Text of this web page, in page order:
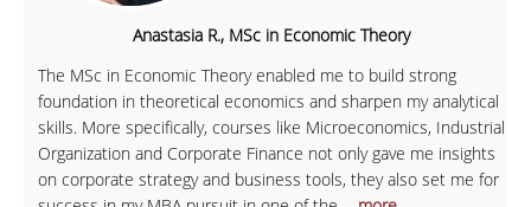
Anastasia R., MSc in Economic Theory
The MSc in Economic Theory enabled me to build strong
foundation in theoretical economics and sharpen my analytical
skills. More specifically, courses like Microeconomics, Industrial
Organization and Corporate Finance not only gave me insights
on corporate strategy and business tools, they also set me for